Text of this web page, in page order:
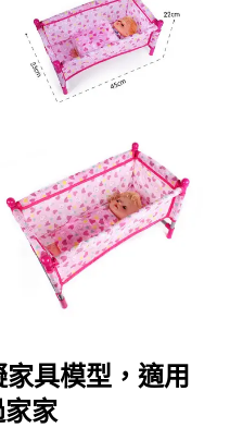
具模型，適用
家